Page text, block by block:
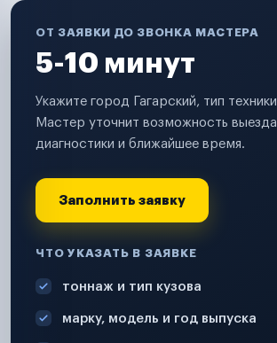
ОТ ЗАЯВКИ ДО ЗВОНКА МАСТЕРА
5-10 минут
Укажите город Гагарский, тип
Мастер уточнит возможность
диагностики и ближайшее время.
Заполнить заявку
ЧТО УКАЗАТЬ В ЗАЯВКЕ
тоннаж и тип кузова
марку, модель и год выпуска